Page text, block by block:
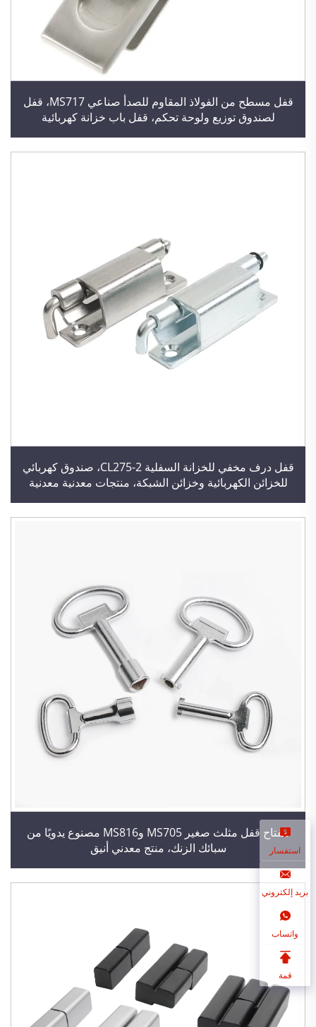
قفل مسطح من الفولاذ المقاوم للصدأ صناعي MS717، قفل
لصندوق توزيع ولوحة تحكم، قفل باب خزانة كهربائية
قفل درف مخفي للخزانة السفلية CL275-2، صندوق كهربائي
للخزائن الكهربائية وخزائن الشبكة، منتجات معدنية معدنية
مفتاح قفل مثلث صغير MS705 وMS816 مصنوع يدويًا من
سبائك الزنك، منتج معدني أنيق
استفسار
بريد إلكتروني
واتساب
قمة